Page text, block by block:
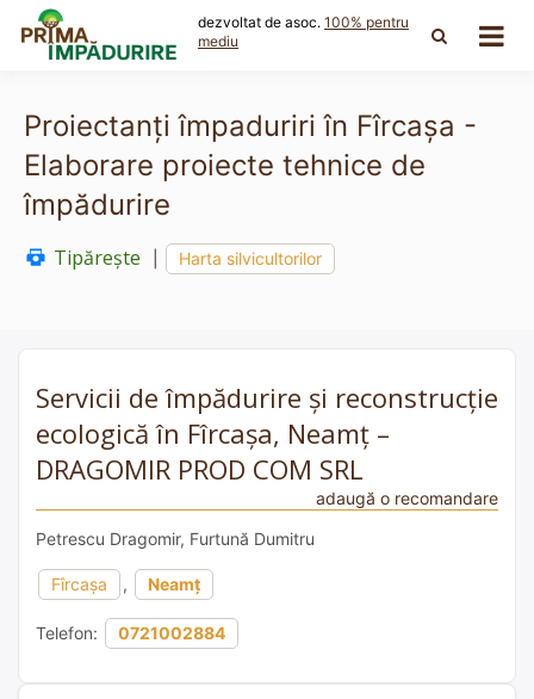
content
dezvoltat de asoc. 100% pentru
mediu
Proiectanți împaduriri în Fîrcașa -
Elaborare proiecte tehnice de
împădurire
Tipărește Harta silvicultorilor
Servicii de împădurire și reconstrucție
ecologică în Fîrcașa, Neamț –
DRAGOMIR PROD COM SRL
adaugă o recomandare
Petrescu Dragomir, Furtună Dumitru
Fîrcașa , Neamț
Telefon: 0721002884